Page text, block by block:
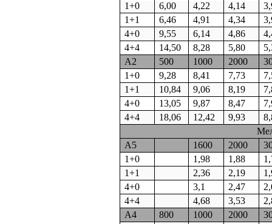
1+0
6,00 4,22 4,14
1+1
6,46 4,91 4,34
4+0
9,55 6,14 4,86
4+4
14,50 8,28 5,80
А2
500 1000 2000
1+0
9,28 8,41 7,73
1+1
10,84 9,06 8,19
4+0
13,05 9,87 8,47
4+4
18,06 12,42 9,93
А5
1600 2000
1+0
1,98 1,88
1+1
2,36 2,19
4+0
3,1 2,47
4+4
4,68 3,53
А4
800 1000 2000